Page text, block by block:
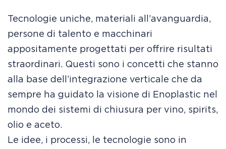
Tecnologie uniche, materiali all’avanguardia,
persone di talento e macchinari
appositamente progettati per offrire risultati
straordinari. Questi sono i concetti che stanno
alla base dell’integrazione verticale che da
sempre ha guidato la visione di Enoplastic nel
mondo dei sistemi di chiusura per vino, spirits,
olio e aceto.
Le idee, i processi, le tecnologie sono in